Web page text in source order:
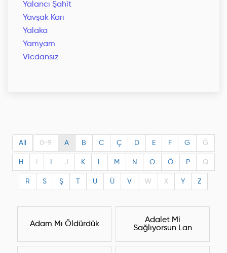
Yalancı Şahit
Yavşak Karı
Yalaka
Yamyam
Vicdansız
All 0-9 A B C Ç D E F G Ğ
H J K L M N O Ö P Q
R S Ş U Ü V W X Y Z
Adam Mı Öldürdük
Adalet Mi
Sağlıyorsun Lan